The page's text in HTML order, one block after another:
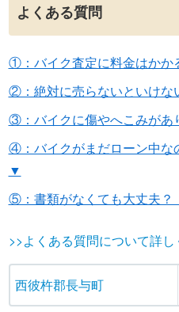
よくある質問
①：バイク査定に料金はかか
②：絶対に売らないといけな
③：バイクに傷やへこみが
④：バイクがまだローン中な
▼
⑤：書類がなくても大丈夫？
>>よくある質問について詳
西彼杵郡長与町